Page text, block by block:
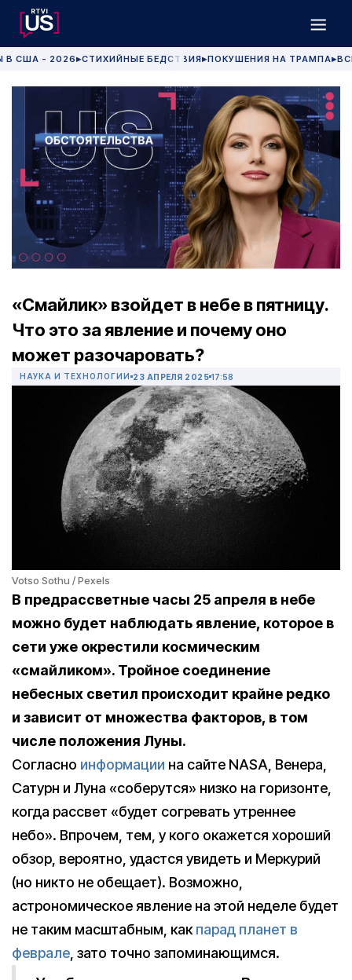
В США - 2026 ▶СТИХИЙНЫЕ БЕДСТВИЯ▶ПОКУШЕНИЯ НА ТРАМПА▶
«Смайлик» взойдет в небе в пятницу.
Что это за явление и почему оно
может разочаровать?
НАУКА И ТЕХНОЛОГИИ 23 АПРЕЛЯ 2025 17:58
Votso Sothu / Pexels
В предрассветные часы 25 апреля в небе
можно будет наблюдать явление, которое в
сети уже окрестили космическим
«смайликом». Тройное соединение
небесных светил происходит крайне редко
и зависит от множества факторов, в том
числе положения Луны.
Согласно информации на сайте NASA, Венера,
Сатурн и Луна «соберутся» низко на горизонте,
когда рассвет «будет согревать утреннее
небо». Впрочем, тем, у кого окажется хороший
обзор, вероятно, удастся увидеть и Меркурий
(но никто не обещает). Возможно,
астрономическое явление на этой неделе будет
не таким масштабным, какпарад планет в
феврале, зато точно запоминающимся.